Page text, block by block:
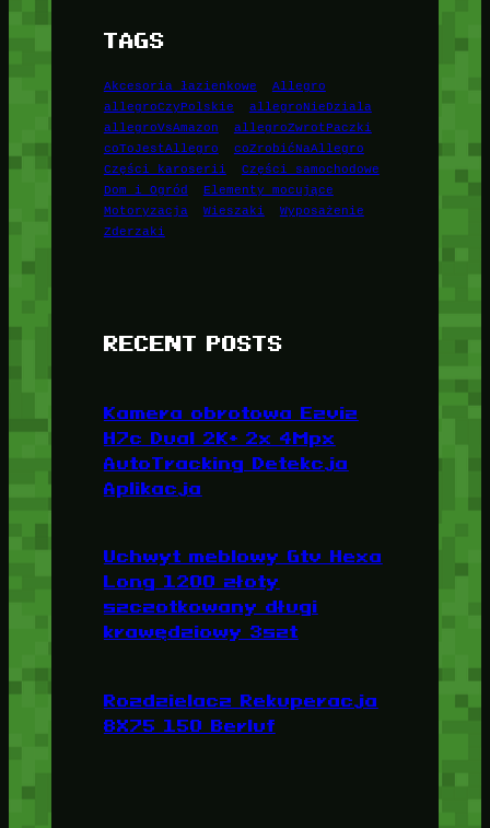
TAGS
Akcesoria łazienkowe
Allegro
allegroCzyPolskie
allegroNieDziala
allegroVsAmazon
allegroZwrotPaczki
coToJestAllegro
coZrobićNaAllegro
Części karoserii
Części samochodowe
Dom i Ogród
Elementy mocujące
Motoryzacja
Wieszaki
Wyposażenie
Zderzaki
RECENT POSTS
Kamera obrotowa Ezviz
H7c Dual 2K+ 2x 4Mpx
AutoTracking Detekcja
Aplikacja
Uchwyt meblowy Gtv Hexa
Long 1200 złoty
szczotkowany długi
krawędziowy 3szt
Rozdzielacz Rekuperacja
8X75 150 Berluf